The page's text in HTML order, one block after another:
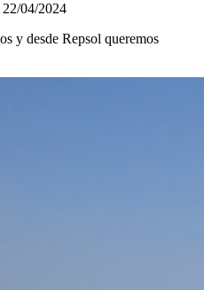
04/2024
y desde Repsol queremos